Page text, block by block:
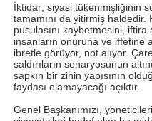
İktidar; siyasi tükenmişliğinin
tamamını da yitirmiş haldedir.
pusulasını kaybetmesini,
insanların onuruna ve iffetine
ibretle görüyor, not alıyor.
saldırıların senaryosunun
sapkın bir zihin yapısının
faydası olamayacağı açıktır.
Genel Başkanımızı,